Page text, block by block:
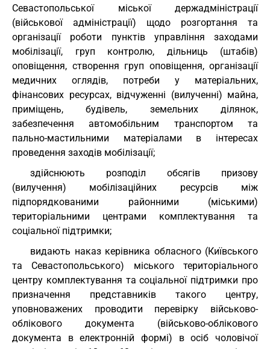
Севастопольської міської держадміністрації
(військової адміністрації) щодо розгортання та
організації роботи пунктів управління заходами
мобілізації, груп контролю, дільниць (штабів)
оповіщення, створення груп оповіщення, організації
медичних оглядів, потреби у матеріальних,
фінансових ресурсах, відчуженні (вилученні) майна,
приміщень, будівель, земельних ділянок,
забезпечення автомобільним транспортом та
пально-мастильними матеріалами в інтересах
проведення заходів мобілізації;
здійснюють розподіл обсягів призову
(вилучення) мобілізаційних ресурсів між
підпорядкованими районними (міськими)
територіальними центрами комплектування та
соціальної підтримки;
видають наказ керівника обласного (Київського
та Севастопольського) міського територіального
центру комплектування та соціальної підтримки про
призначення представників такого центру,
уповноважених проводити перевірку військово-
облікового документа (військово-облікового
документа в електронній формі) в осіб чоловічої